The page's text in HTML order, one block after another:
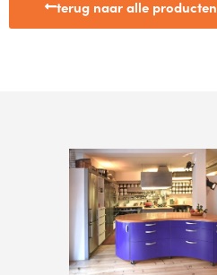
terug naar alle producten